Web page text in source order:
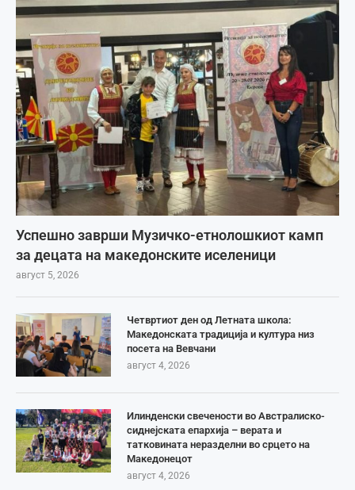
Успешно заврши Музичко-етнолошкиот камп
за децата на македонските иселеници
август 5, 2026
Четвртиот ден од Летната школа:
Македонската традиција и култура низ
посета на Вевчани
август 4, 2026
Илинденски свечености во Австралиско-
сиднејската епархија – верата и
татковината неразделни во срцето на
Македонецот
август 4, 2026